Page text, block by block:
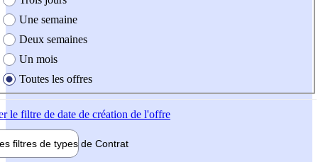
Une semaine
Deux semaines
Un mois
Toutes les offres
le filtre de date de création de l'offre
filtres de types de Contrat